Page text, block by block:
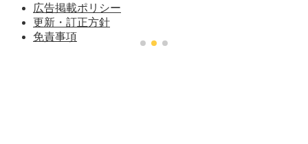
広告掲載ポリシー
更新・訂正方針
免責事項